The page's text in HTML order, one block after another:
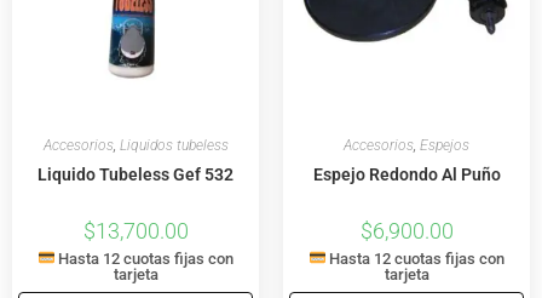
Accesorios, Liquidos tubeless
Liquido Tubeless Gef 532
$13,700.00
Hasta 12 cuotas fijas con
tarjeta
Accesorios, Espejos
Espejo Redondo Al Puño
$6,900.00
Hasta 12 cuotas fijas con
tarjeta